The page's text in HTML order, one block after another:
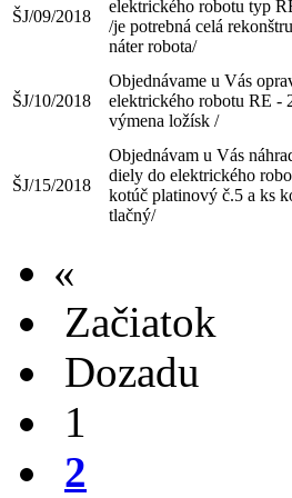
ŠJ/09/2018
elektrického robotu typ
/je potrebná celá
náter robota/
ŠJ/10/2018
Objednávame u Vás
elektrického robotu RE -
výmena ložísk /
ŠJ/15/2018
Objednávam u Vás
diely do elektrického
kotúč platinový č.5 a ks
tlačný/
«
Začiatok
Dozadu
1
2